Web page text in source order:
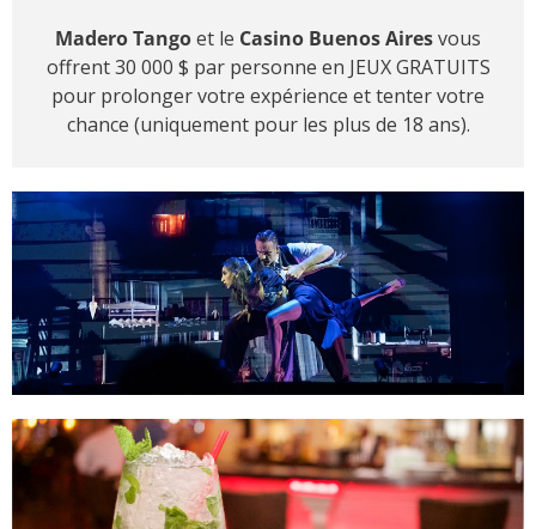
Madero Tangoet le Casino Buenos Airesvous
offrent 30 000 $ par personne en JEUX GRATUITS
pour prolonger votre expérience et tenter votre
chance (uniquement pour les plus de 18 ans).